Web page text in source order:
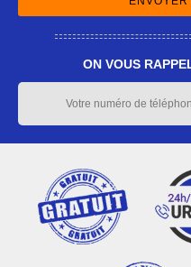
ON VOUS